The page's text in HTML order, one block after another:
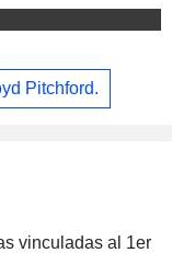
Pitchford.
vinculadas al 1er